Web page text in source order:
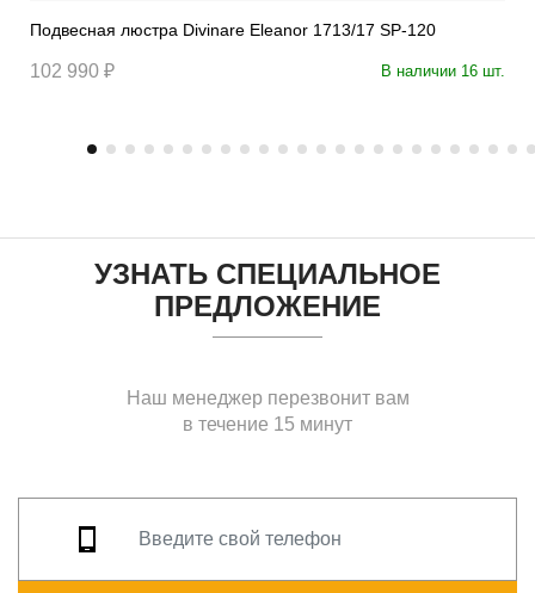
Подвесная люстра Divinare Eleanor 1713/17 SP-120
102 990 ₽ В наличии 16 шт.
УЗНАТЬ СПЕЦИАЛЬНОЕ
ПРЕДЛОЖЕНИЕ
Наш менеджер перезвонит вам
в течение 15 минут